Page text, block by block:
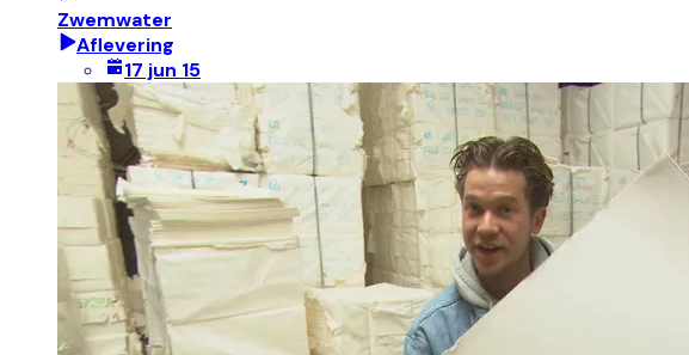
Zwemwater
Aflevering
17 jun 15